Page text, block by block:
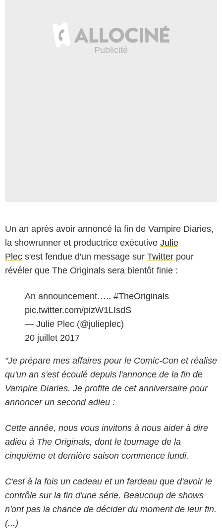
Un an après avoir annoncé la fin de Vampire Diaries,
la showrunner et productrice exécutive Julie
Plec s'est fendue d'un message sur Twitter pour
révéler que The Originals sera bientôt finie :
An announcement….. #TheOriginals
pic.twitter.com/pizW1LIsdS
— Julie Plec (@julieplec)
20 juillet 2017
"Je prépare mes affaires pour le Comic-Con et réalise
qu'un an s'est écoulé depuis l'annonce de la fin de
Vampire Diaries. Je profite de cet anniversaire pour
annoncer un second adieu :
Cette année, nous vous invitons à nous aider à dire
adieu à The Originals, dont le tournage de la
cinquième et dernière saison commence lundi.
C'est à la fois un cadeau et un fardeau que d'avoir le
contrôle sur la fin d'une série. Beaucoup de shows
n'ont pas la chance de décider du moment de leur fin.
(...)